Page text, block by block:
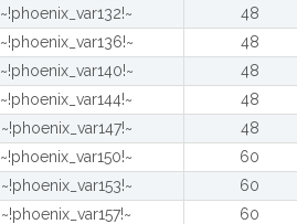
~!phoenix_var132!~
48
~!phoenix_var136!~
48
~!phoenix_var140!~
48
~!phoenix_var144!~
48
~!phoenix_var147!~
48
~!phoenix_var150!~
60
~!phoenix_var153!~
60
~!phoenix_var157!~
60